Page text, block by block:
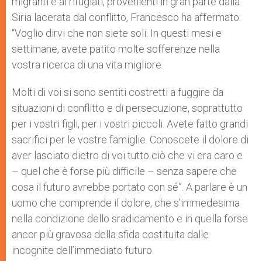
Siria lacerata dal conflitto, Francesco ha affermato:
“Voglio dirvi che non siete soli. In questi mesi e
settimane, avete patito molte sofferenze nella
vostra ricerca di una vita migliore.
Molti di voi si sono sentiti costretti a fuggire da
situazioni di conflitto e di persecuzione, soprattutto
per i vostri figli, per i vostri piccoli. Avete fatto grandi
sacrifici per le vostre famiglie. Conoscete il dolore di
aver lasciato dietro di voi tutto ciò che vi era caro e
– quel che è forse più difficile – senza sapere che
cosa il futuro avrebbe portato con sé”. A parlare è un
uomo che comprende il dolore, che s’immedesima
nella condizione dello sradicamento e in quella forse
ancor più gravosa della sfida costituita dalle
incognite dell’immediato futuro.